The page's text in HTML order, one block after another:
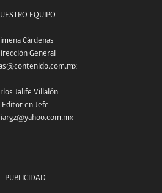
EQUIPO
Cárdenas
General
Jalife Villalón
Editor en Jefe
PUBLICIDAD